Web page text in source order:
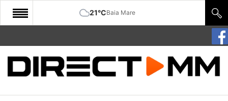
21°CBaia Mare
START
COMUNITATE